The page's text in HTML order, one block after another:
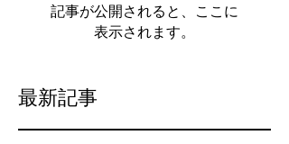
記事が公開されると、ここに
表示されます。
最新記事